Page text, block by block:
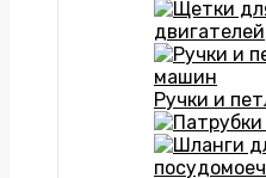
двигателей
Ручки и